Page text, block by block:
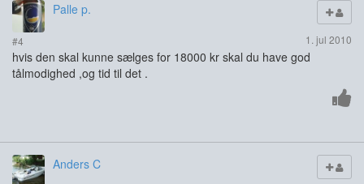
Palle p.
#4 1. jul 2010
hvis den skal kunne sælges for 18000 kr skal du have god
tålmodighed ,og tid til det .
Anders C